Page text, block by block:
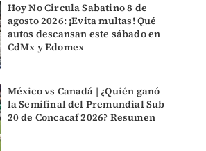
Hoy No Circula Sabatino 8 de
agosto 2026: ¡Evita multas! Qué
autos descansan este sábado en
CdMx y Edomex
México vs Canadá | ¿Quién ganó
la Semifinal del Premundial Sub
20 de Concacaf 2026? Resumen